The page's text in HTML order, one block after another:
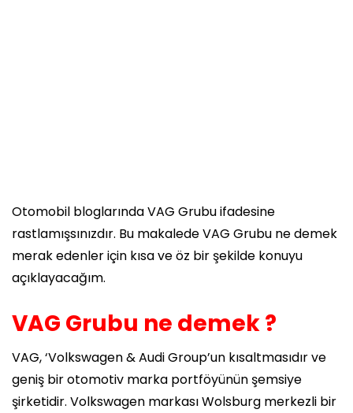
Otomobil bloglarında VAG Grubu ifadesine
rastlamışsınızdır. Bu makalede VAG Grubu ne demek
merak edenler için kısa ve öz bir şekilde konuyu
açıklayacağım.
VAG Grubu ne demek ?
VAG, ‘Volkswagen & Audi Group’un kısaltmasıdır ve
geniş bir otomotiv marka portföyünün şemsiye
şirketidir. Volkswagen markası Wolsburg merkezli bir